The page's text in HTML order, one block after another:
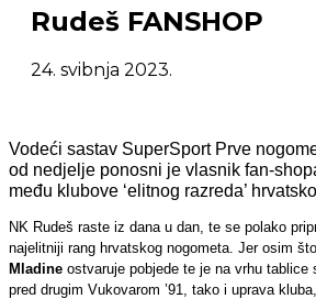
Rudeš FANSHOP
24. svibnja 2023.
Vodeći sastav SuperSport Prve
od nedjelje ponosni je vlasnik fan-
među klubove ‘elitnog razreda’
NK Rudeš raste iz dana u dan, te se polako
najelitniji rang hrvatskog nogometa. Jer osim
Mladine ostvaruje pobjede te je na vrhu tablice
pred drugim Vukovarom ’91, tako i uprava